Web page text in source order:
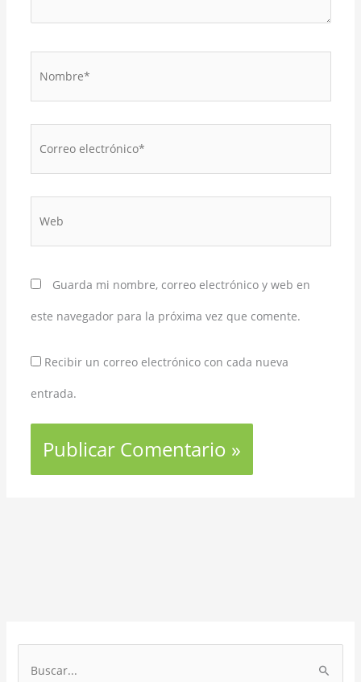
electrónico*
Guarda mi nombre, correo electrónico y web en
este navegador para la próxima vez que comente.
Recibir un correo electrónico con cada nueva
entrada.